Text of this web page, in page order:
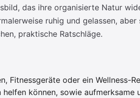
das ihre organisierte Natur
ruhig und gelassen, aber
praktische Ratschläge.
Fitnessgeräte oder ein Wellness-
können, sowie aufmerksame